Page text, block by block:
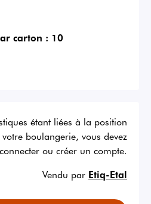
carton : 10
étant liées à la position
boulangerie, vous devez
ou créer un compte.
Vendu par Etiq-Etal